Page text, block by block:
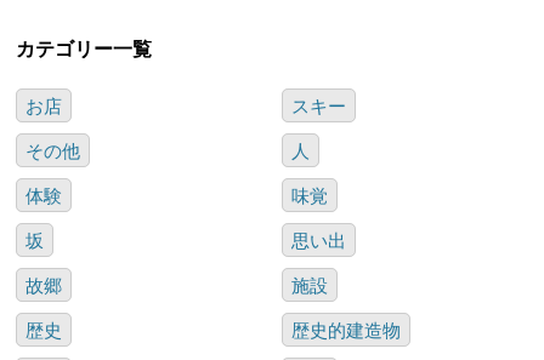
カテゴリー一覧
お店
スキー
その他
人
体験
味覚
坂
思い出
故郷
施設
歴史
歴史的建造物